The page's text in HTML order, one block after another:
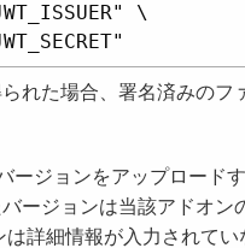
\
れた場合、署名済みのフ
ージョンをアップロード
ージョンは当該アドオン
詳細情報が入力されて